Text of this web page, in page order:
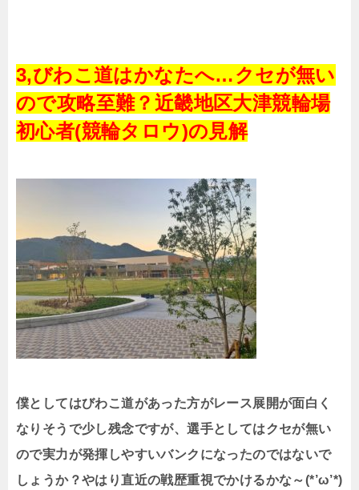
3,びわこ道はかなたへ…クセが無い
ので攻略至難？近畿地区大津競輪場
初心者(競輪タロウ)の見解
僕としてはびわこ道があった方がレース展開が面白く
なりそうで少し残念ですが、選手としてはクセが無い
ので実力が発揮しやすいバンクになったのではないで
しょうか？やはり直近の戦歴重視でかけるかな～(*’ω’*)